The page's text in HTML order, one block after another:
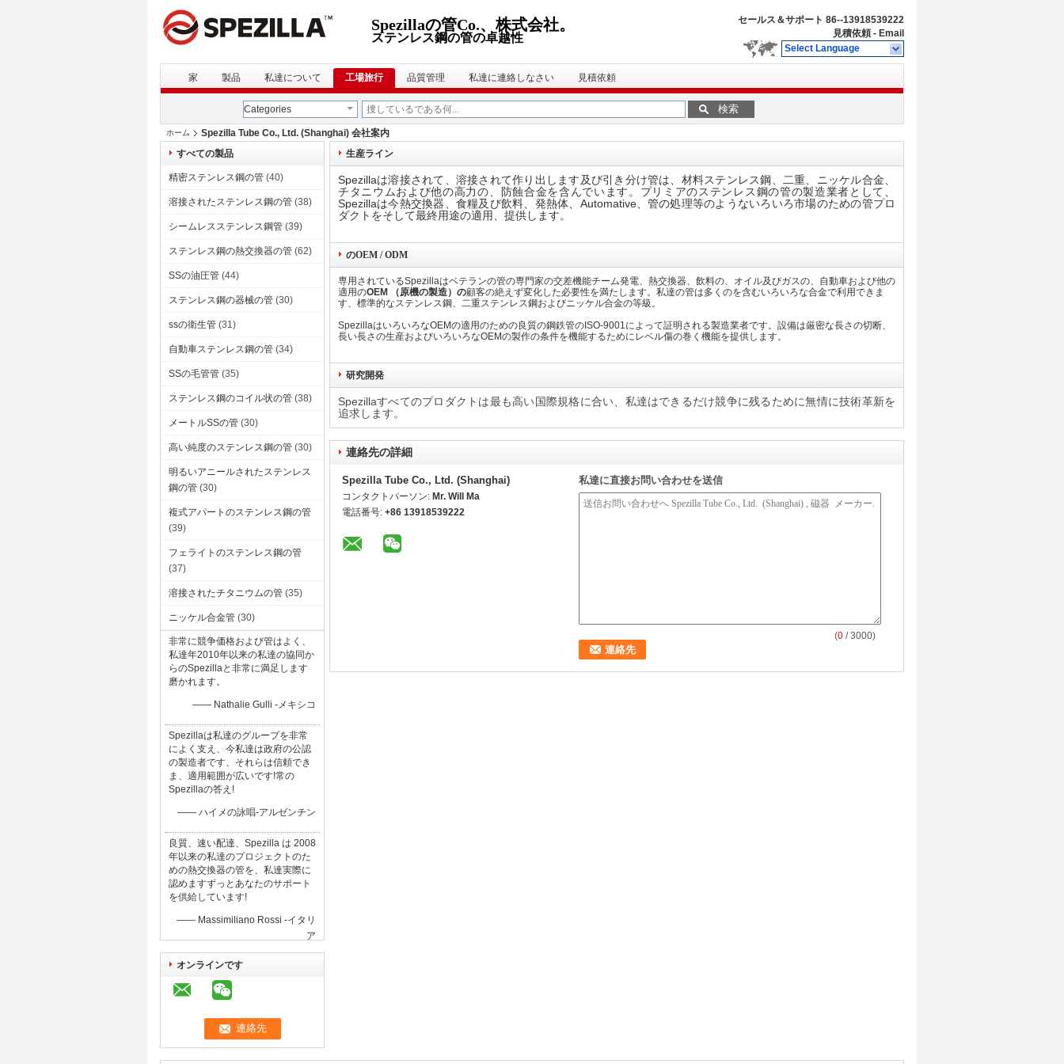
Spezillaの管Co.、株式会社。
ステンレス鋼の管の卓越性
セールス＆サポート 86--13918539222
見積依頼 - Email
Select Language
家 製品 私達について 工場旅行 品質管理 私達に連絡しなさい 見積依頼
Categories 検索
ホーム
Spezilla Tube Co., Ltd. (Shanghai) 会社案内
すべての製品
精密ステンレス鋼の管 (40)
溶接されたステンレス鋼の管 (38)
シームレスステンレス鋼管 (39)
ステンレス鋼の熱交換器の管 (62)
SSの油圧管 (44)
ステンレス鋼の器械の管 (30)
ssの衛生管 (31)
自動車ステンレス鋼の管 (34)
SSの毛管管 (35)
ステンレス鋼のコイル状の管 (38)
メートルSSの管 (30)
高い純度のステンレス鋼の管 (30)
明るいアニールされたステンレス
鋼の管 (30)
複式アパートのステンレス鋼の管
(39)
フェライトのステンレス鋼の管
(37)
溶接されたチタニウムの管 (35)
ニッケル合金管 (30)
非常に競争価格および管はよく、
私達年2010年以来の私達の協同か
らのSpezillaと非常に満足します
磨かれます。
—— Nathalie Gulli -メキシコ
Spezillaは私達のグループを非常
によく支え、今私達は政府の公認
の製造者です、それらは信頼でき
ま、適用範囲が広いです!常の
Spezillaの答え!
—— ハイメの詠唱-アルゼンチン
良質、速い配達、Spezilla は 2008
年以来の私達のプロジェクトのた
めの熱交換器の管を、私達実際に
認めますずっとあなたのサポート
を供給しています!
—— Massimiliano Rossi -イタリ
ア
オンラインです
生産ライン
Spezillaは溶接されて、溶接されて作り出します及び引き分け管は、材料ステンレス鋼、二重、ニッケル合金、
チタニウムおよび他の高力の、防蝕合金を含んでいます。プリミアのステンレス鋼の管の製造業者として、
Spezillaは今熱交換器、食糧及び飲料、発熱体、Automative、管の処理等のようないろいろ市場のための管プロ
ダクトをそして最終用途の適用、提供します。
のOEM / ODM
専用されているSpezillaはベテランの管の専門家の交差機能チーム発電、熱交換器、飲料の、オイル及びガスの、自動車および他の
適用のOEM （原機の製造）の顧客の絶えず変化した必要性を満たします。私達の管は多くのを含むいろいろな合金で利用できま
す、標準的なステンレス鋼、二重ステンレス鋼およびニッケル合金の等級。
SpezillaはいろいろなOEMの適用のための良質の鋼鉄管のISO-9001によって証明される製造業者です。設備は厳密な長さの切断、
長い長さの生産およびいろいろなOEMの製作の条件を機能するためにレベル傷の巻く機能を提供します。
研究開発
Spezillaすべてのプロダクトは最も高い国際規格に合い、私達はできるだけ競争に残るために無情に技術革新を
追求します。
連絡先の詳細
Spezilla Tube Co., Ltd. (Shanghai)
コンタクトパーソン: Mr. Will Ma
電話番号: +86 13918539222
私達に直接お問い合わせを送信
(0 / 3000)